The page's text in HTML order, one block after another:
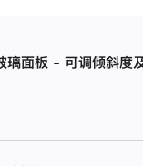
面板 - 可调倾斜度